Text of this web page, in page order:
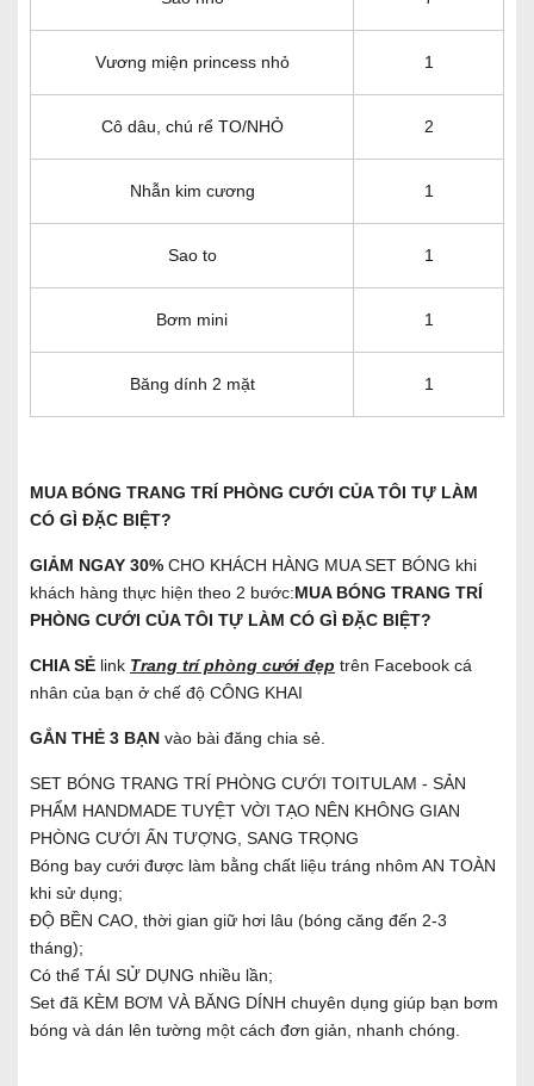
Vương miện princess nhỏ 1
Cô dâu, chú rể TO/NHỎ 2
Nhẫn kim cương 1
Sao to 1
Bơm mini 1
Băng dính 2 mặt 1
MUA BÓNG TRANG TRÍ PHÒNG CƯỚI CỦA TÔI TỰ LÀM
CÓ GÌ ĐẶC BIỆT?
GIẢM NGAY 30% CHO KHÁCH HÀNG MUA SET BÓNG khi
khách hàng thực hiện theo 2 bước:MUA BÓNG TRANG TRÍ
PHÒNG CƯỚI CỦA TÔI TỰ LÀM CÓ GÌ ĐẶC BIỆT?
CHIA SẺ link Trang trí phòng cưới đẹp trên Facebook cá
nhân của bạn ở chế độ CÔNG KHAI
GẮN THẺ 3 BẠN vào bài đăng chia sẻ.
SET BÓNG TRANG TRÍ PHÒNG CƯỚI TOITULAM - SẢN
PHẨM HANDMADE TUYỆT VỜI TẠO NÊN KHÔNG GIAN
PHÒNG CƯỚI ẤN TƯỢNG, SANG TRỌNG
Bóng bay cưới được làm bằng chất liệu tráng nhôm AN TOÀN
khi sử dụng;
ĐỘ BỀN CAO, thời gian giữ hơi lâu (bóng căng đến 2-3
tháng);
Có thể TÁI SỬ DỤNG nhiều lần;
Set đã KÈM BƠM VÀ BĂNG DÍNH chuyên dụng giúp bạn bơm
bóng và dán lên tường một cách đơn giản, nhanh chóng.